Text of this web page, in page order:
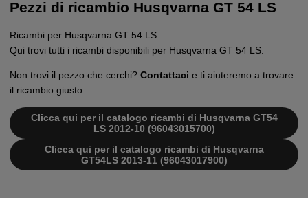
Pezzi di ricambio Husqvarna GT 54 LS
Ricambi per Husqvarna GT 54 LS
Qui trovi tutti i ricambi disponibili per Husqvarna GT 54 LS.
Non trovi il pezzo che cerchi? Contattaci e ti aiuteremo a trovare
il ricambio giusto.
Clicca qui per il catalogo ricambi di Husqvarna GT54
LS 2012-10 (96043015700)
Clicca qui per il catalogo ricambi di Husqvarna
GT54LS 2013-11 (96043017900)